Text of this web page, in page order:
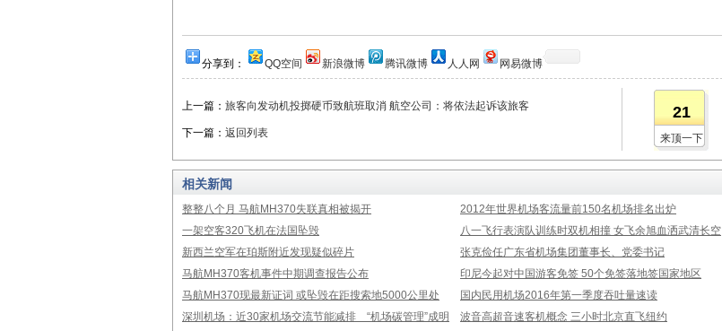
分享到： QQ空间 新浪微博 腾讯微博 人人网 网易微博
上一篇： 旅客向发动机投掷硬币致航班取消 航空公司：将依法起诉该旅客
下一篇： 返回列表
21
来顶一下
相关新闻
整整八个月 马航MH370失联真相被揭开
2012年世界机场客流量前150名机场排名出炉
一架空客320飞机在法国坠毁
八一飞行表演队训练时双机相撞 女飞余旭血洒武清长空
新西兰空军在珀斯附近发现疑似碎片
张克俭任广东省机场集团董事长、党委书记
马航MH370客机事件中期调查报告公布
印尼今起对中国游客免签 50个免签落地签国家地区
马航MH370现最新证词 或坠毁在距搜索地5000公里处
国内民用机场2016年第一季度吞吐量速读
深圳机场：近30家机场交流节能减排 “机场碳管理”成明
波音高超音速客机概念 三小时北京直飞纽约